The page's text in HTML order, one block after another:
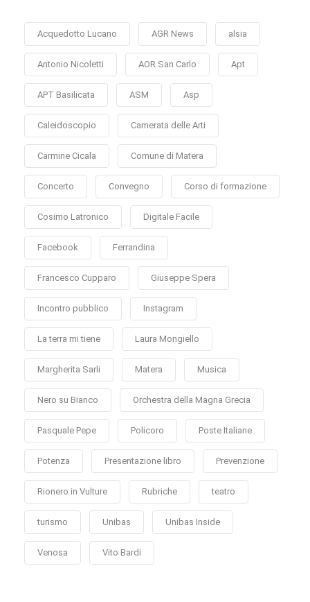
Acquedotto Lucano AGR News alsia
Antonio Nicoletti AOR San Carlo Apt
APT Basilicata ASM Asp
Caleidoscopio Camerata delle Arti
Carmine Cicala Comune di Matera
Concerto Convegno Corso di formazione
Cosimo Latronico Digitale Facile
Facebook Ferrandina
Francesco Cupparo Giuseppe Spera
Incontro pubblico Instagram
La terra mi tiene Laura Mongiello
Margherita Sarli Matera Musica
Nero su Bianco Orchestra della Magna Grecia
Pasquale Pepe Policoro Poste Italiane
Potenza Presentazione libro Prevenzione
Rionero in Vulture Rubriche teatro
turismo Unibas Unibas Inside
Venosa Vito Bardi